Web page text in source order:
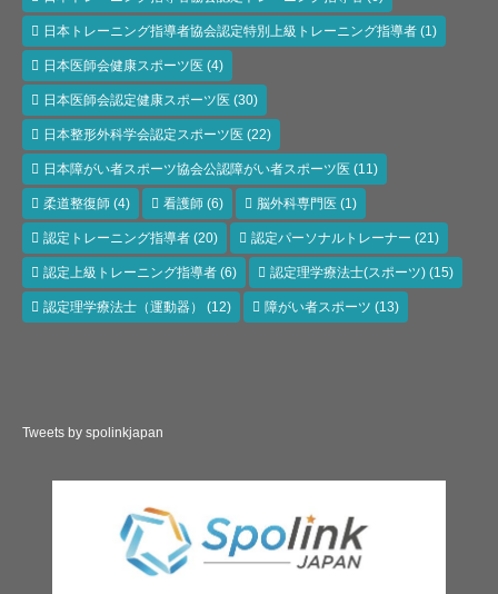
日本トレーニング指導者協会認定特別上級トレーニング指導者 (1)
日本医師会健康スポーツ医 (4)
日本医師会認定健康スポーツ医 (30)
日本整形外科学会認定スポーツ医 (22)
日本障がい者スポーツ協会公認障がい者スポーツ医 (11)
柔道整復師 (4) 看護師 (6) 脳外科専門医 (1)
認定トレーニング指導者 (20) 認定パーソナルトレーナー (21)
認定上級トレーニング指導者 (6) 認定理学療法士(スポーツ) (15)
認定理学療法士（運動器） (12) 障がい者スポーツ (13)
Tweets by spolinkjapan